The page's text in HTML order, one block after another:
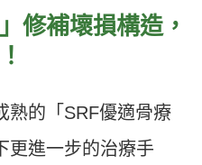
修補壞損構造，
熟的「SRF優適骨療
更進一步的治療手